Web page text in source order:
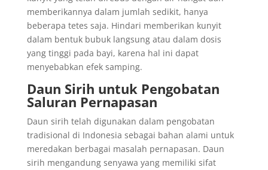
memberikannya dalam jumlah sedikit, hanya
beberapa tetes saja. Hindari memberikan kunyit
dalam bentuk bubuk langsung atau dalam dosis
yang tinggi pada bayi, karena hal ini dapat
menyebabkan efek samping.
Daun Sirih untuk Pengobatan
Saluran Pernapasan
Daun sirih telah digunakan dalam pengobatan
tradisional di Indonesia sebagai bahan alami untuk
meredakan berbagai masalah pernapasan. Daun
sirih mengandung senyawa yang memiliki sifat